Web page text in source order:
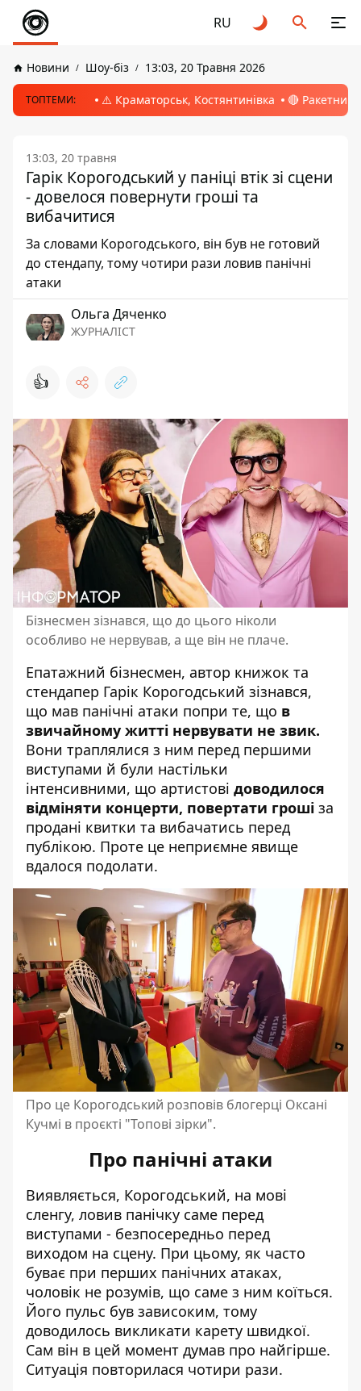
RU
Новини Шоу-біз 13:03, 20 Травня 2026
ТОПТЕМИ: ⚠️ Краматорськ, Костянтинівка 🔴 Ракетний
13:03, 20 травня
Гарік Корогодський у паніці втік зі сцени
- довелося повернути гроші та
вибачитися
За словами Корогодського, він був не готовий
до стендапу, тому чотири рази ловив панічні
атаки
Ольга Дяченко
ЖУРНАЛІСТ
👍
Бізнесмен зізнався, що до цього ніколи
особливо не нервував, а ще він не плаче.
Епатажний бізнесмен, автор книжок та
стендапер Гарік Корогодський зізнався,
що мав панічні атаки попри те, що в
звичайному житті нервувати не звик.
Вони траплялися з ним перед першими
виступами й були настільки
інтенсивними, що артистові доводилося
відміняти концерти, повертати гроші за
продані квитки та вибачатись перед
публікою. Проте це неприємне явище
вдалося подолати.
Про це Корогодський розповів блогерці Оксані
Кучмі в проєкті "Топові зірки".
Про панічні атаки
Виявляється, Корогодський, на мові
сленгу, ловив панічку саме перед
виступами - безпосередньо перед
виходом на сцену. При цьому, як часто
буває при перших панічних атаках,
чоловік не розумів, що саме з ним коїться.
Його пульс був зависоким, тому
доводилось викликати карету швидкої.
Сам він в цей момент думав про найгірше.
Ситуація повторилася чотири рази.